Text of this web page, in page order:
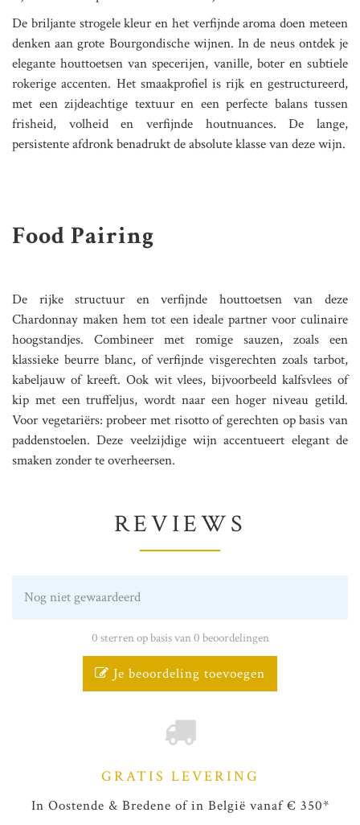
De briljante strogele kleur en het verfijnde aroma doen meteen
denken aan grote Bourgondische wijnen. In de neus ontdek je
elegante houttoetsen van specerijen, vanille, boter en subtiele
rokerige accenten. Het smaakprofiel is rijk en gestructureerd,
met een zijdeachtige textuur en een perfecte balans tussen
frisheid, volheid en verfijnde houtnuances. De lange,
persistente afdronk benadrukt de absolute klasse van deze wijn.
Food Pairing
De rijke structuur en verfijnde houttoetsen van deze
Chardonnay maken hem tot een ideale partner voor culinaire
hoogstandjes. Combineer met romige sauzen, zoals een
klassieke beurre blanc, of verfijnde visgerechten zoals tarbot,
kabeljauw of kreeft. Ook wit vlees, bijvoorbeeld kalfsvlees of
kip met een truffeljus, wordt naar een hoger niveau getild.
Voor vegetariërs: probeer met risotto of gerechten op basis van
paddenstoelen. Deze veelzijdige wijn accentueert elegant de
smaken zonder te overheersen.
REVIEWS
Nog niet gewaardeerd
0 sterren op basis van 0 beoordelingen
Je beoordeling toevoegen
GRATIS LEVERING
In Oostende & Bredene of in België vanaf € 350*